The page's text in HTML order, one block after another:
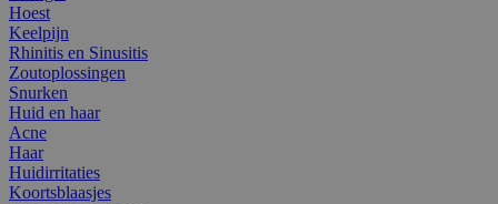
Hoest
Keelpijn
Rhinitis en Sinusitis
Zoutoplossingen
Snurken
Huid en haar
Acne
Haar
Huidirritaties
Koortsblaasjes